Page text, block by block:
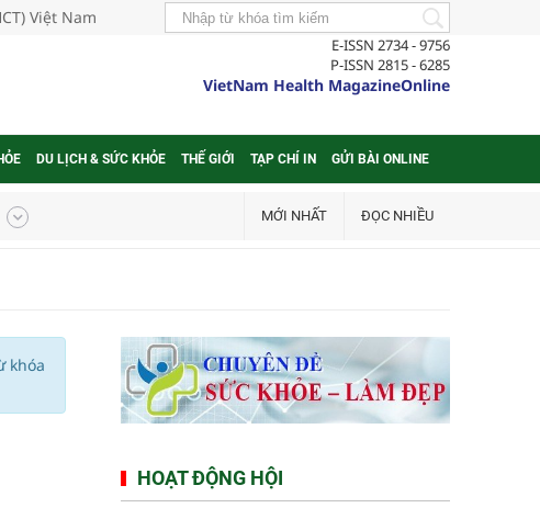
Việt Nam
E-ISSN 2734 - 9756
P-ISSN 2815 - 6285
VietNam Health MagazineOnline
DU LỊCH & SỨC KHỎE THẾ GIỚI TẠP CHÍ IN GỬI BÀI ONLINE
MỚI NHẤT ĐỌC NHIỀU
khóa
HOẠT ĐỘNG HỘI